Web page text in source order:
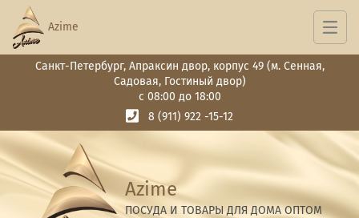
Санкт-Петербург, Апраксин двор, корпус 49 (м. Сенная,
Садовая, Гостиный двор)
с 08:00 до 18:00
8 (911) 922 -15-12
Azime
ПОСУДА И ТОВАРЫ ДЛЯ ДОМА ОПТОМ
Azime